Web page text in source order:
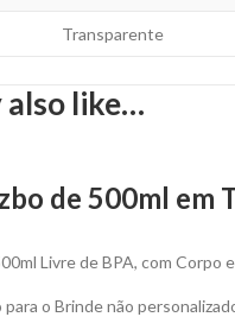
Transparente
also like…
de 500ml em
Livre de BPA, com Corpo
o Brinde não